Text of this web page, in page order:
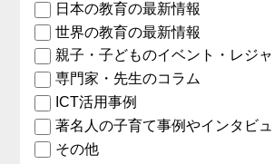
日本の教育の最新情報
世界の教育の最新情報
親子・子どものイベント・レジ
専門家・先生のコラム
ICT活用事例
著名人の子育て事例やインタビ
その他